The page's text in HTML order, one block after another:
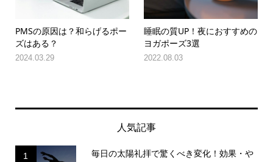
PMSの原因は？和らげるポー
ズはある？
2024.03.29
睡眠の質UP！夜におすすめの
ヨガポーズ3選
2022.08.03
人気記事
1
毎日の太陽礼拝で驚くべき変化！効果・や